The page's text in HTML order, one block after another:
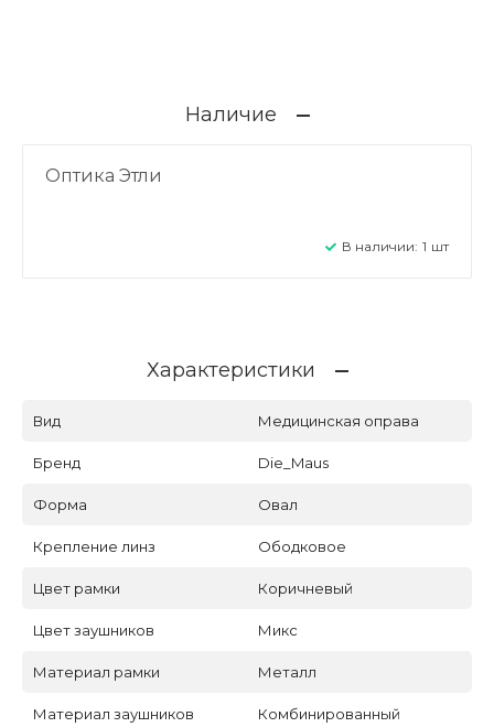
Наличие
Оптика Этли
В наличии: 1 шт
Характеристики
Вид Медицинская оправа
Бренд Die_Maus
Форма Овал
Крепление линз Ободковое
Цвет рамки Коричневый
Цвет заушников Микс
Материал рамки Металл
Материал заушников Комбинированный